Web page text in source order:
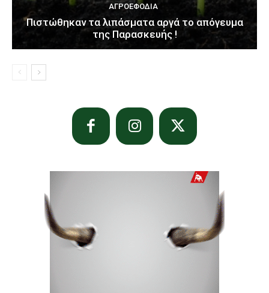
ΑΓΡΟΕΦΌΔΙΑ
Πιστώθηκαν τα λιπάσματα αργά το απόγευμα
της Παρασκευής !